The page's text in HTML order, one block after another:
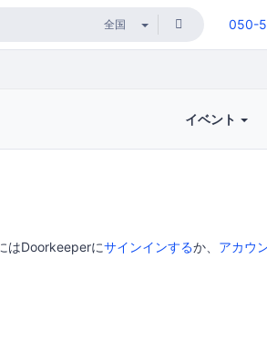
050-
イベント
はDoorkeeperにサインインするか、 アカウ